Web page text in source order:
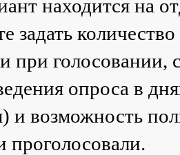
находится на
задать
при
опроса в
и возможность
проголосовали.